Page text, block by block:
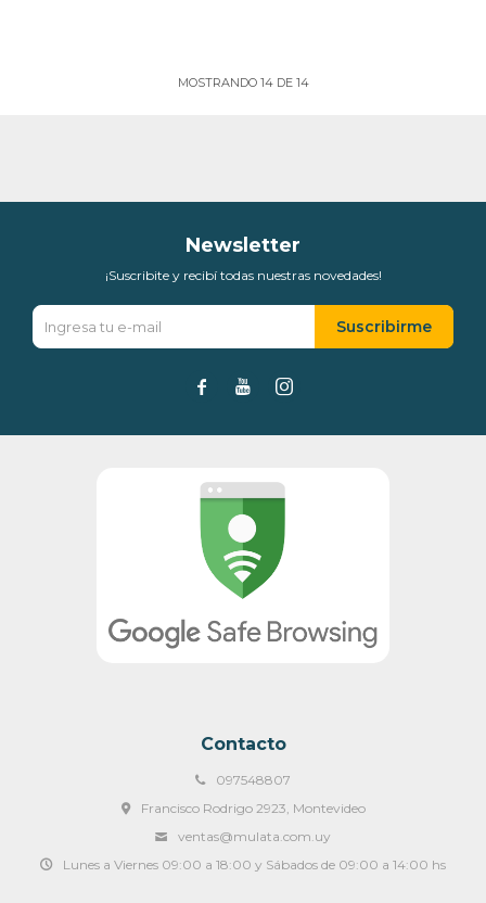
MOSTRANDO 14DE 14
Contacto
097548807
Francisco Rodrigo 2923, Montevideo
ventas@mulata.com.uy
Lunes a Viernes 09:00 a 18:00 y Sábados de 09:00 a 14:00 hs
Newsletter
¡Suscribite y recibí todas nuestras novedades!
Suscribirme
  